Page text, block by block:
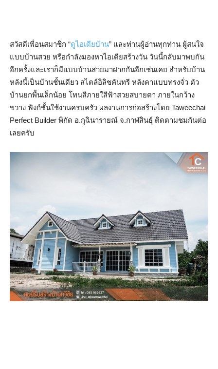
สวัสดีเพื่อนสมาชิก “ดูไอเดียบ้าน” และท่านผู้อ่านทุกท่าน ผู้สนใจ
แบบบ้านสวย หรือกำลังมองหาไอเดียสร้างวัน วันนี้กลับมาพบกัน
อีกครั้งและเราก็มีแบบบ้านสวยมาฝากกันอีกเช่นเคย สำหรับบ้าน
หลังนี้เป็นบ้านชั้นเดียว สไตล์อิลิชคันทรี หลังคาแบบทรงจั่ว ตัว
บ้านยกพื้นเล็กน้อย โทนสีภายใสีฟ้าสวยสบายตา ภายในกว้าง
ขวาง ฟังก์ชั้นใช้งานครบครัว ผลงานการก่อสร้างโดย Taweechai
Perfect Builder พิกัด อ.กุฉินารายณ์ จ.กาฬสินธุ์ ติดตามชมกันต่อ
เลยครับ